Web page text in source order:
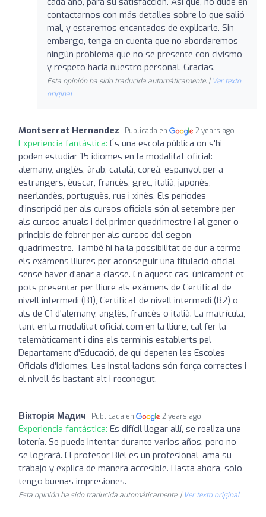
contactarnos con más detalles sobre lo que salió
mal, y estaremos encantados de explicarle. Sin
embargo, tenga en cuenta que no abordaremos
ningún problema que no se presente con civismo
y respeto hacia nuestro personal. Gracias.
Esta opinión ha sido traducida automáticamente. | Ver texto
original
Montserrat Hernandez Publicada en 2 years ago
Experiencia fantástica: És una escola pública on s'hi
poden estudiar 15 idiomes en la modalitat oficial:
alemany, anglès, àrab, català, coreà, espanyol per a
estrangers, èuscar, francès, grec, italià, japonès,
neerlandès, portuguès, rus i xinès. Els períodes
d'inscripció per als cursos oficials són al setembre per
als cursos anuals i del primer quadrimestre i al gener o
principis de febrer per als cursos del segon
quadrimestre. També hi ha la possibilitat de dur a terme
els exàmens lliures per aconseguir una titulació oficial
sense haver d'anar a classe. En aquest cas, únicament et
pots presentar per lliure als exàmens de Certificat de
nivell intermedi (B1), Certificat de nivell intermedi (B2) o
als de C1 d'alemany, anglès, francès o italià. La matrícula,
tant en la modalitat oficial com en la lliure, cal fer-la
telemàticament i dins els terminis establerts pel
Departament d'Educació, de qui depenen les Escoles
Oficials d'idiomes. Les instal·lacions són força correctes i
el nivell és bastant alt i reconegut.
Вікторія Мадич Publicada en 2 years ago
Experiencia fantástica: Es difícil llegar allí, se realiza una
lotería. Se puede intentar durante varios años, pero no
se logrará. El profesor Biel es un profesional, ama su
trabajo y explica de manera accesible. Hasta ahora, solo
tengo buenas impresiones.
Esta opinión ha sido traducida automáticamente. | Ver texto original